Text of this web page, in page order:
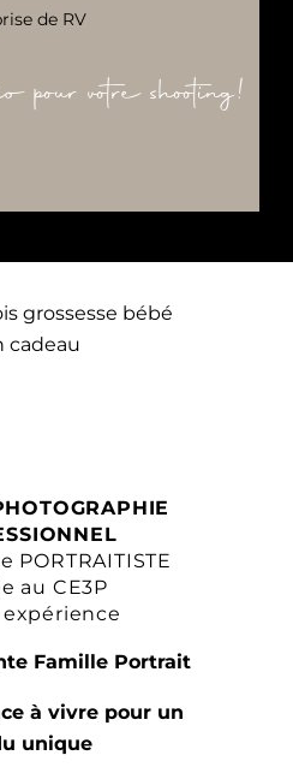
de RV
votre shooting!
PORTRAITISTE
au CE3P
expérience
Famille Portrait
à vivre pour un
unique